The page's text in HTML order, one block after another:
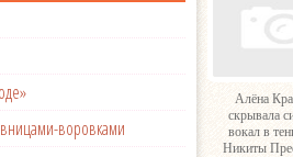
воровками
Алёна
скрывала
вокал в
Никиты